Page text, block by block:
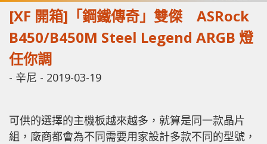
[XF 開箱]「鋼鐵傳奇」雙傑 ASRock
B450/B450M Steel Legend ARGB 燈
任你調
- 辛尼 - 2019-03-19
可供的選擇的主機板越來越多，就算是同一款晶片
組，廠商都會為不同需要用家設計多款不同的型號，